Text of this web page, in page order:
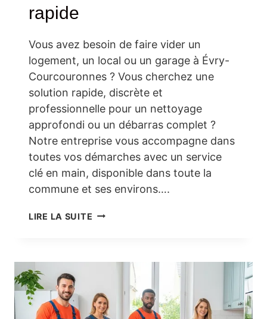
rapide
Vous avez besoin de faire vider un
logement, un local ou un garage à Évry-
Courcouronnes ? Vous cherchez une
solution rapide, discrète et
professionnelle pour un nettoyage
approfondi ou un débarras complet ?
Notre entreprise vous accompagne dans
toutes vos démarches avec un service
clé en main, disponible dans toute la
commune et ses environs….
LIRE LA SUITE DÉBARRAS
ÉVRY-
COURCOURONNES
:
VOTRE